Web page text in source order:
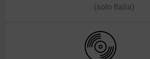
(solo Italia)